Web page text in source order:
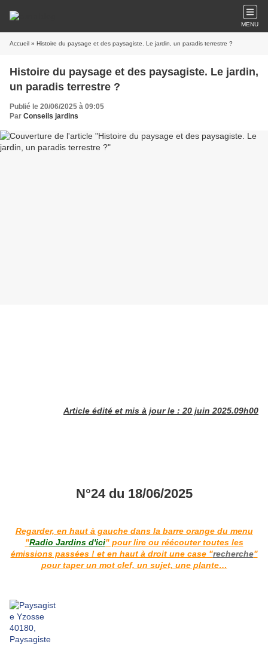
MENU
Accueil » Histoire du paysage et des paysagiste. Le jardin, un paradis terrestre ?
Histoire du paysage et des paysagiste. Le jardin,
un paradis terrestre ?
Publié le 20/06/2025 à 09:05
Par Conseils jardins
Article édité et mis à jour le : 20 juin 2025.09h00
N°24 du 18/06/2025
Regarder, en haut à gauche dans la barre orange du menu
"Radio Jardins d'ici" pour lire ou réécouter toutes les
émissions passées ! et en haut à droit une case "recherche"
pour taper un mot clef, un sujet, une plante…